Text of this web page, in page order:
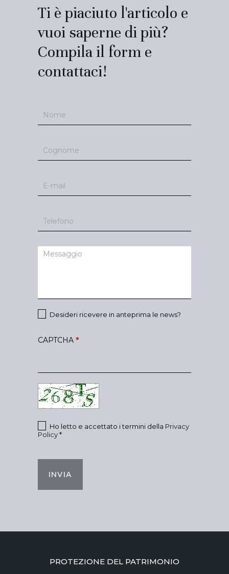
Ti è piaciuto l'articolo e
vuoi saperne di più?
Compila il form e
contattaci!
Desideri ricevere in anteprima le news?
CAPTCHA *
Ho letto e accettato i termini della Privacy
Policy*
INVIA
PROTEZIONE DEL PATRIMONIO